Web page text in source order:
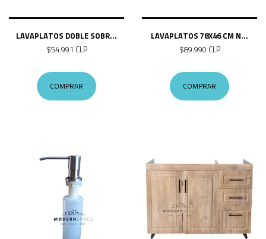
LAVAPLATOS DOBLE SOBR...
$54.991 CLP
COMPRAR
LAVAPLATOS 78X46 CM N...
$89.990 CLP
COMPRAR